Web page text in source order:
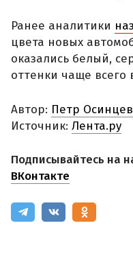
Ранее аналитики
цвета новых
оказались белый,
оттенки чаще всего
Автор: Петр Осинцев
Источник: Лента.ру
Подписывайтесь на
ВКонтакте